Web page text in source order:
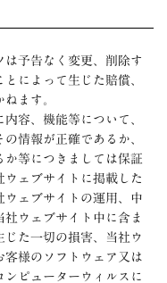
予告なく変更、削除す
によって生じた賠償、
ます。
容、機能等について、
情報が正確であるか、
か等につきましては保証
ェブサイトに掲載した
ェブサイトの運用、中
ウェブサイト中に含ま
た一切の損害、当社ウ
客様のソフトウェア又は
ピューターウィルスに